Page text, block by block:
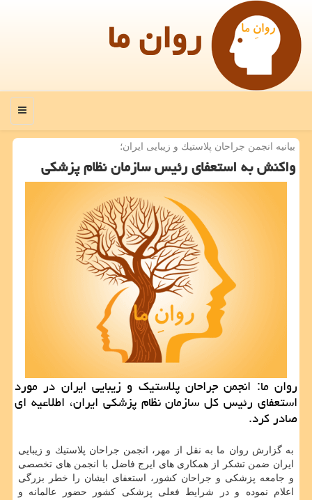
روان ما
منو
بیانیه انجمن جراحان پلاستیك و زیبایی ایران؛
واكنش به استعفای رئیس سازمان نظام پزشكی
روان ما: انجمن جراحان پلاستیك و زیبایی ایران در مورد
استعفای رئیس كل سازمان نظام پزشكی ایران، اطلاعیه ای
صادر كرد.
به گزارش روان ما به نقل از مهر، انجمن جراحان پلاستیك و زیبایی
ایران ضمن تشكر از همكاری های ایرج فاضل با انجمن های تخصصی
و جامعه پزشكی و جراحان كشور، استعفای ایشان را خطر بزرگی
اعلام نموده و در شرایط فعلی پزشكی كشور حضور عالمانه و